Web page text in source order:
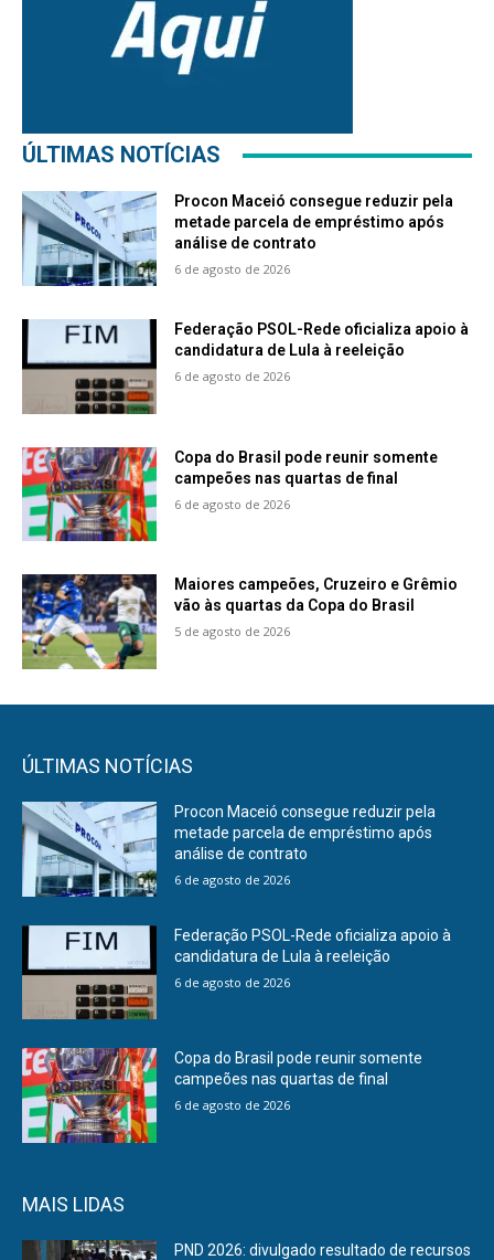
ÚLTIMAS NOTÍCIAS
Procon Maceió consegue reduzir pela
metade parcela de empréstimo após
análise de contrato
6 de agosto de 2026
Federação PSOL-Rede oficializa apoio à
candidatura de Lula à reeleição
6 de agosto de 2026
Copa do Brasil pode reunir somente
campeões nas quartas de final
6 de agosto de 2026
Maiores campeões, Cruzeiro e Grêmio
vão às quartas da Copa do Brasil
5 de agosto de 2026
ÚLTIMAS NOTÍCIAS
Procon Maceió consegue reduzir pela
metade parcela de empréstimo após
análise de contrato
6 de agosto de 2026
Federação PSOL-Rede oficializa apoio à
candidatura de Lula à reeleição
6 de agosto de 2026
Copa do Brasil pode reunir somente
campeões nas quartas de final
6 de agosto de 2026
MAIS LIDAS
PND 2026: divulgado resultado de recursos